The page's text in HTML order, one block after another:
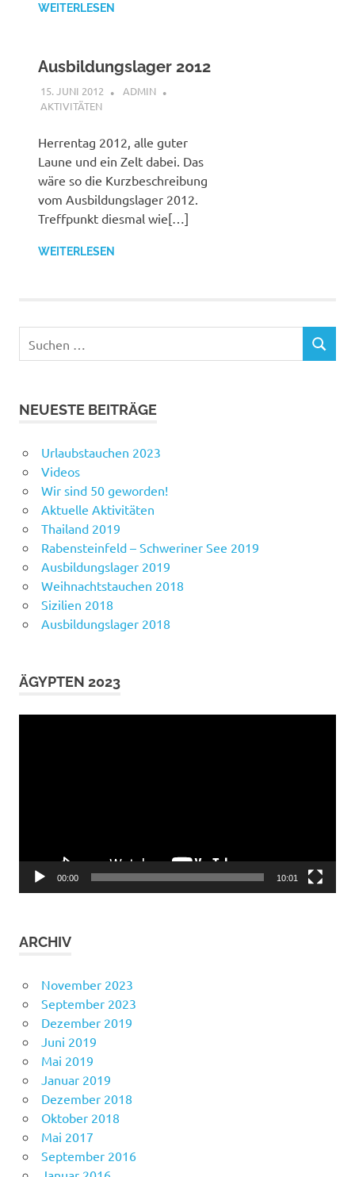
WEITERLESEN
Ausbildungslager 2012
15. JUNI 2012
ADMIN
AKTIVITÄTEN
Herrentag 2012, alle guter
Laune und ein Zelt dabei. Das
wäre so die Kurzbeschreibung
vom Ausbildungslager 2012.
Treffpunkt diesmal wie[…]
WEITERLESEN
nach:
SUCHEN
NEUESTE BEITRÄGE
Urlaubstauchen 2023
Videos
Wir sind 50 geworden!
Aktuelle Aktivitäten
Thailand 2019
Rabensteinfeld – Schweriner See 2019
Ausbildungslager 2019
Weihnachtstauchen 2018
Sizilien 2018
Ausbildungslager 2018
ÄGYPTEN 2023
00:00 10:01
ARCHIV
November 2023
September 2023
Dezember 2019
Juni 2019
Mai 2019
Januar 2019
Dezember 2018
Oktober 2018
Mai 2017
September 2016